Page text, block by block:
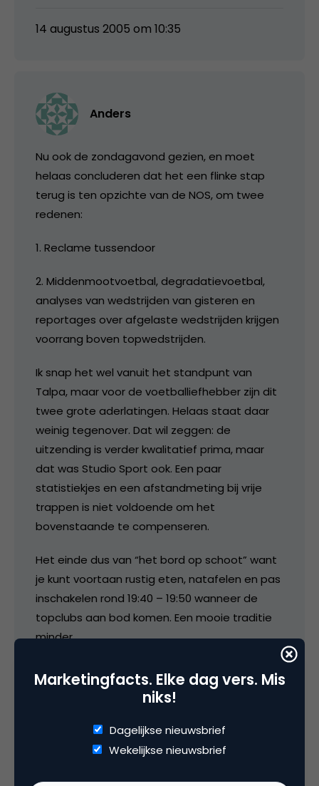
14 augustus 2005 om 10:35
Anders
Nu ook de zondagavond gezien, en moet
helaas concluderen dat het een flinke stap
terug is ten opzichte van de NOS, om twee
redenen:
1. Reclame tussendoor
2. Middenmootvoetbal, degradatievoetbal,
analyses van wedstrijden van gisteren en
reportages over afgelaste wedstrijden krijgen
voorrang boven topwedstrijden.
Ik snap het wel vanuit het standpunt van
Talpa, maar voor de voetballiefhebber zijn dit
twee grote aderlatingen. Helaas staat daar
weinig tegenover. Dat wil zeggen: de
uitzending is verder kwalitatief prima, maar
dat was Studio Sport ook. Een paar
statistiekjes en een afstandmeting bij vrije
trappen is niet voldoende om het
bovenstaande te compenseren.
Het einde dus van “het bord op schoot” want
je kunt voortaan rustig eten, natafelen en pas
inschakelen rond 19:40 – 19:50 wanneer de
topclubs aan bod komen. Een mooie traditie
minder.
Overigens, deze kritiek terzijde heb ik wel veel
vertrouwen in Talpa en veel waardering voor
afwachten dat het niet alleen maar
dollartekens zijn die de klok gaan slaan.
Marketingfacts. Elke dag vers. Mis
niks!
Dagelijkse nieuwsbrief
Wekelijkse nieuwsbrief